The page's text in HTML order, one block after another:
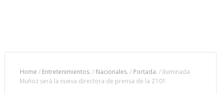
Home / Entretenimientos. / Nacionales. / Portada. / Iluminada
Muñoz será la nueva directora de prensa de la Z101